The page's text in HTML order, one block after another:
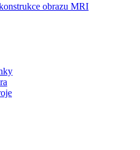
obrazu MRI